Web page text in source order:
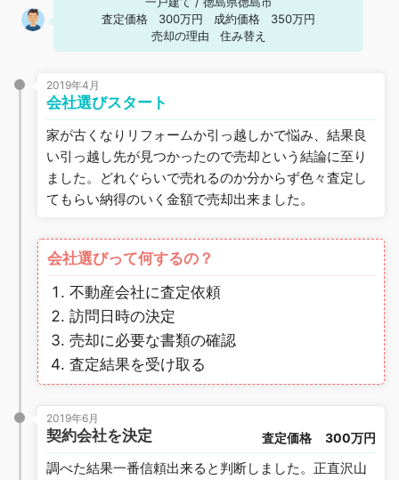
査定価格
300万円 成約価格
350万円
売却の理由
住み替え
2019年4月
会社選びスタート
家が古くなりリフォームか引っ越しかで悩み、結果良
い引っ越し先が見つかったので売却という結論に至り
ました。どれぐらいで売れるのか分からず色々査定し
てもらい納得のいく金額で売却出来ました。
会社選びって何するの？
不動産会社に査定依頼
訪問日時の決定
売却に必要な書類の確認
査定結果を受け取る
2019年6月
契約会社を決定 査定価格 300万円
調べた結果一番信頼出来ると判断しました。正直沢山